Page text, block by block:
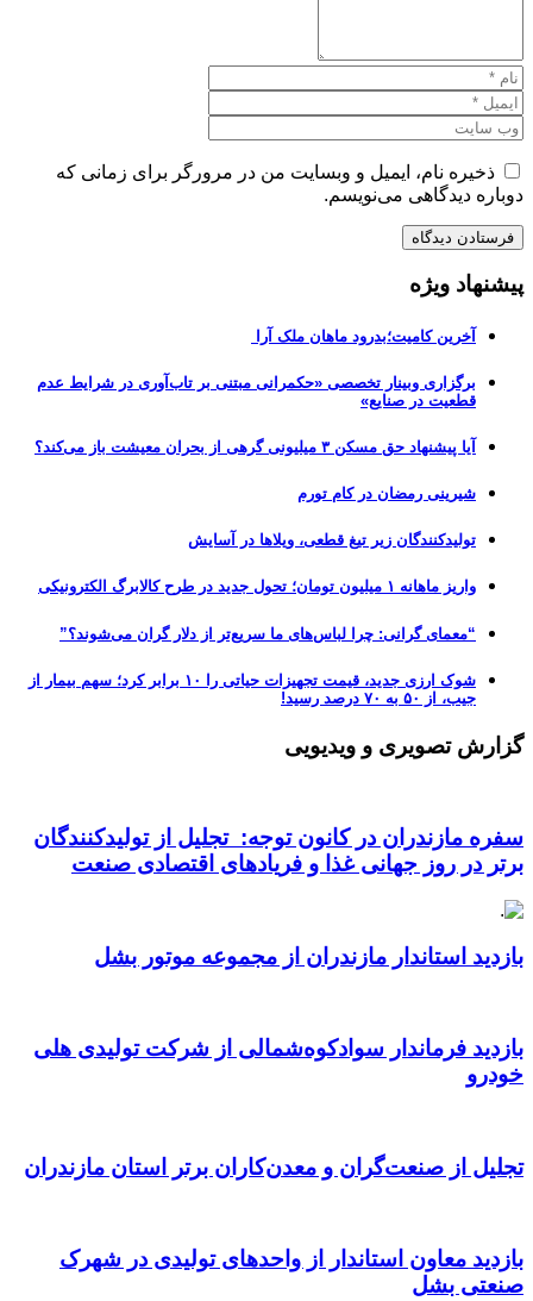
ذخیره نام، ایمیل و وبسایت من در مرورگر برای زمانی که
دوباره دیدگاهی می‌نویسم.
پیشنهاد ویژه
آخرین کامیت؛بدرود ماهان ملک آرا
برگزاری وبینار تخصصی «حکمرانی مبتنی بر تاب‌آوری در شرایط عدم
قطعیت در صنایع»
آیا پیشنهاد حق مسکن ۳ میلیونی گرهی از بحران معیشت باز می‌کند؟
شیرینی رمضان در کام تورم
تولیدکنندگان زیر تیغ قطعی، ویلاها در آسایش
واریز ماهانه ۱ میلیون تومان؛ تحول جدید در طرح کالابرگ الکترونیکی
“معمای گرانی: چرا لباس‌های ما سریع‌تر از دلار گران می‌شوند؟”
شوک ارزی جدید، قیمت تجهیزات حیاتی را ۱۰ برابر کرد؛ سهم بیمار از
جیب، از ۵۰ به ۷۰ درصد رسید!
گزارش تصویری و ویدیویی
سفره مازندران در کانون توجه: تجلیل از تولیدکنندگان
برتر در روز جهانی غذا و فریادهای اقتصادی صنعت
بازدید استاندار مازندران از مجموعه موتور بشل
بازدید فرماندار سوادکوه‌شمالی از شرکت تولیدی هلی
خودرو
تجلیل از صنعت‌گران و معدن‌کاران برتر استان مازندران
بازدید معاون استاندار از واحدهای تولیدی در شهرک
صنعتی بشل